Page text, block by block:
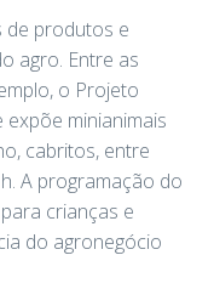
de produtos e
agro. Entre as
o Projeto
expõe minianimais
cabritos, entre
A programação do
crianças e
do agronegócio